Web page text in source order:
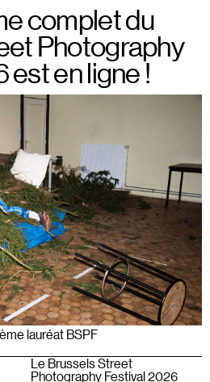
Du 28 au 31 mai 2026 à
Bruxelles
complet du
Photography
est en ligne !
lauréat BSPF
Le Brussels Street
Photography Festival 2026